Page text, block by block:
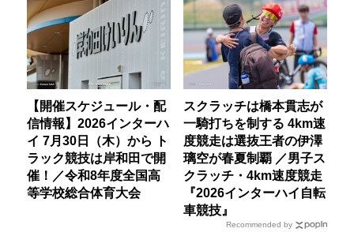
【開催スケジュール・配
信情報】2026インターハ
イ 7月30日（木）から ト
ラック競技は岸和田で開
催！／令和8年度全国高
等学校総合体育大会
スクラッチは橋本貫志が
一騎打ちを制する 4km速
度競走は選抜王者の伊澤
璃空が春夏制覇 ／男子ス
クラッチ・4km速度競走
『2026インターハイ自転
車競技』
Recommended by